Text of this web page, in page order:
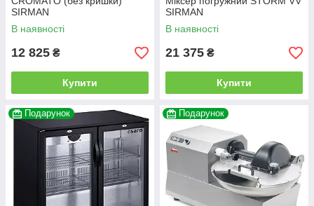
SIRMAN
В наявності
12 825 ₴
Купити
SIRMAN
В наявності
21 375 ₴
Купити
Подарунок Подарунок